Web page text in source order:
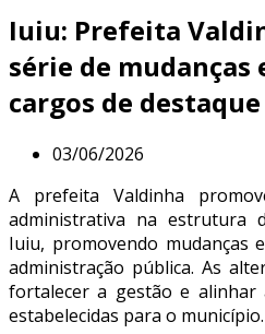
Iuiu: Prefeita
série de mudanças
cargos de
03/06/2026
A prefeita Valdinha
administrativa na estrutura
Iuiu, promovendo mudanças
administração pública. As
fortalecer a gestão e alinhar
estabelecidas para o município.